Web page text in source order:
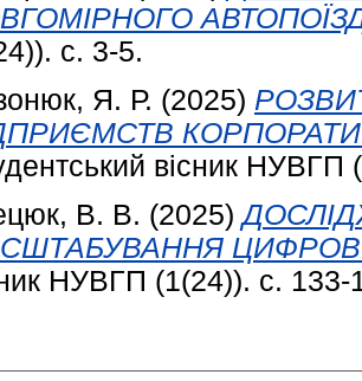
с. 3-5.
Я. Р. (2025)
вісник НУВГП
В. В. (2025)
НУВГП (1(24)). с. 133-